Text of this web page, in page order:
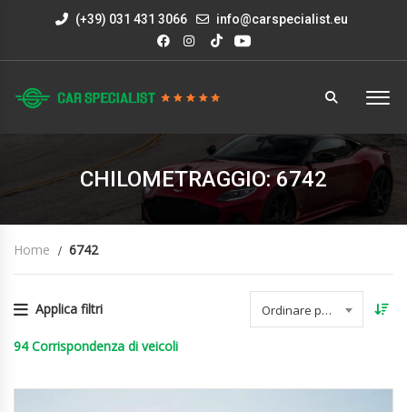
(+39) 031 431 3066 info@carspecialist.eu
CHILOMETRAGGIO: 6742
Home 6742
Applica filtri Ordinare per data
94 Corrispondenza di veicoli